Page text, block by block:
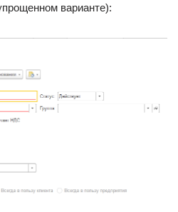
варианте):